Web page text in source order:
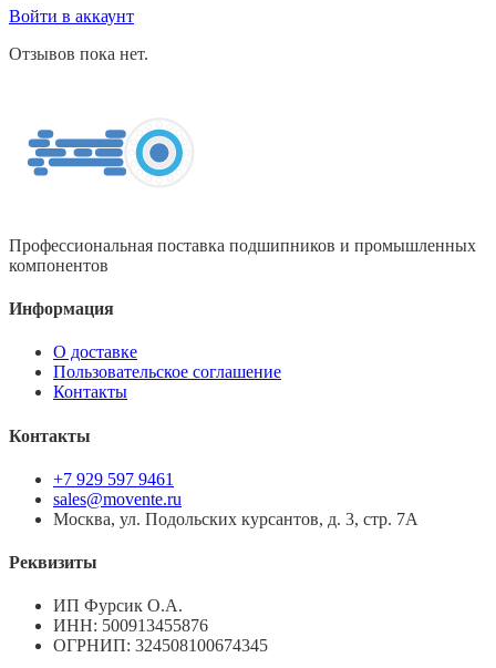
Войти в аккаунт
Отзывов пока нет.
Профессиональная поставка подшипников и промышленных
компонентов
Информация
О доставке
Пользовательское соглашение
Контакты
Контакты
+7 929 597 9461
sales@movente.ru
Москва, ул. Подольских курсантов, д. 3, стр. 7А
Реквизиты
ИП Фурсик О.А.
ИНН: 500913455876
ОГРНИП: 324508100674345